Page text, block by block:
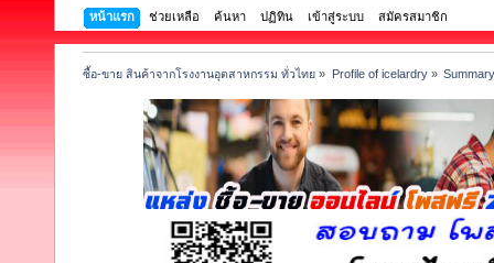
หน้าแรก ช่วยเหลือ ค้นหา ปฏิทิน เข้าสู่ระบบ สมัครสมาชิก
ซื้อ-ขาย สินค้าจากโรงงานอุตสาหกรรม ทั่วไทย » Profile of icelardry» Summary